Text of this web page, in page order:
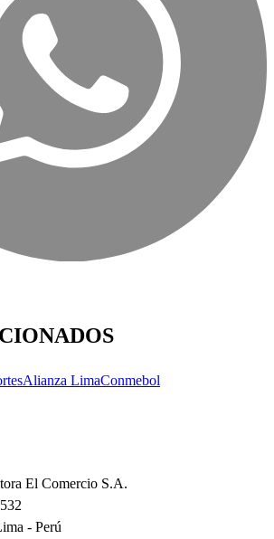
Alianza LimaConmebol
El Comercio S.A.
- Perú